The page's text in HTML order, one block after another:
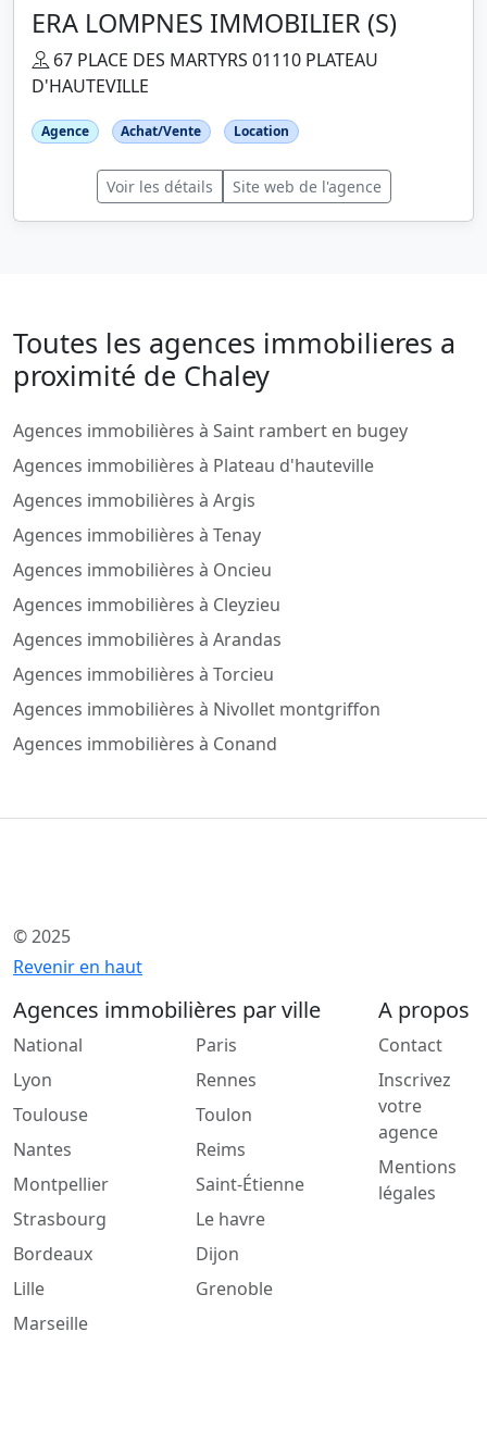
ERA LOMPNES IMMOBILIER (S)
67 PLACE DES MARTYRS 01110 PLATEAU
D'HAUTEVILLE
Agence Achat/Vente Location
Voir les détails Site web de l'agence
Toutes les agences immobilieres a
proximité de Chaley
Agences immobilières à Saint rambert en bugey
Agences immobilières à Plateau d'hauteville
Agences immobilières à Argis
Agences immobilières à Tenay
Agences immobilières à Oncieu
Agences immobilières à Cleyzieu
Agences immobilières à Arandas
Agences immobilières à Torcieu
Agences immobilières à Nivollet montgriffon
Agences immobilières à Conand
© 2025
Revenir en haut
Agences immobilières par ville
National
Lyon
Toulouse
Nantes
Montpellier
Strasbourg
Bordeaux
Lille
Marseille
Paris
Rennes
Toulon
Reims
Saint-Étienne
Le havre
Dijon
Grenoble
A propos
Contact
Inscrivez
votre
agence
Mentions
légales